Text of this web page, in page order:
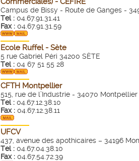
Campus de Bissy - Route de Ganges -
Tel : 04.67.91.31.41
Fax : 04.67.91.31.59
Ecole Ruffel - Sète
5 rue Gabriel Péri 34200 SÈTE
Tel : 04 67 51 55 28
CFTH Montpellier
515, rue de l’Industrie - 34070 Montpellier
Tel : 04.67.12.38.10
Fax : 04.67.12.38.11
UFCV
437, avenue des apothicaires – 34196
Tel : 04.67.04.38.10
Fax : 04.67.54.72.39